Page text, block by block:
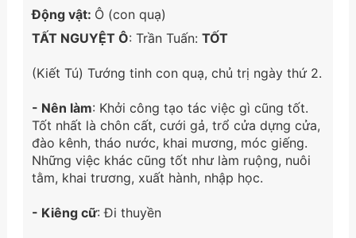
Động vật: Ô (con quạ)
TẤT NGUYỆT Ô: Trần Tuấn: TỐT
(Kiết Tú) Tướng tinh con quạ, chủ trị ngày thứ 2.
- Nên làm: Khởi công tạo tác việc gì cũng tốt.
Tốt nhất là chôn cất, cưới gả, trổ cửa dựng cửa,
đào kênh, tháo nước, khai mương, móc giếng.
Những việc khác cũng tốt như làm ruộng, nuôi
tằm, khai trương, xuất hành, nhập học.
- Kiêng cữ: Đi thuyền